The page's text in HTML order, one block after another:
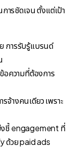
ารชัดเจน ตั้งแต่เป้า
การรับรู้แบรนด์
อความที่ต้องการ
จ้างคนเดียว เพราะ
ชี้ engagement ที่
ด้วย paid ads